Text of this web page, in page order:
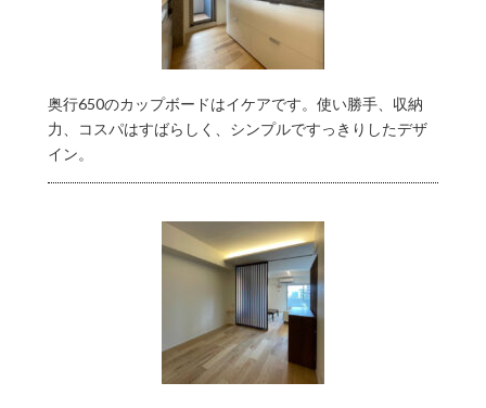
奥行650のカップボードはイケアです。使い勝手、収納
力、コスパはすばらしく、シンプルですっきりしたデザ
イン。